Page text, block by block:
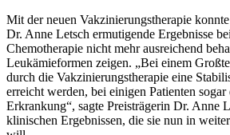
Mit der neuen Vakzinierungstherapie
Dr. Anne Letsch ermutigende Ergebnisse
Chemotherapie nicht mehr ausreichend
Leukämieformen zeigen. „Bei einem
durch die Vakzinierungstherapie eine
erreicht werden, bei einigen Patienten
Erkrankung“, sagte Preisträgerin Dr. Anne
klinischen Ergebnissen, die sie nun in